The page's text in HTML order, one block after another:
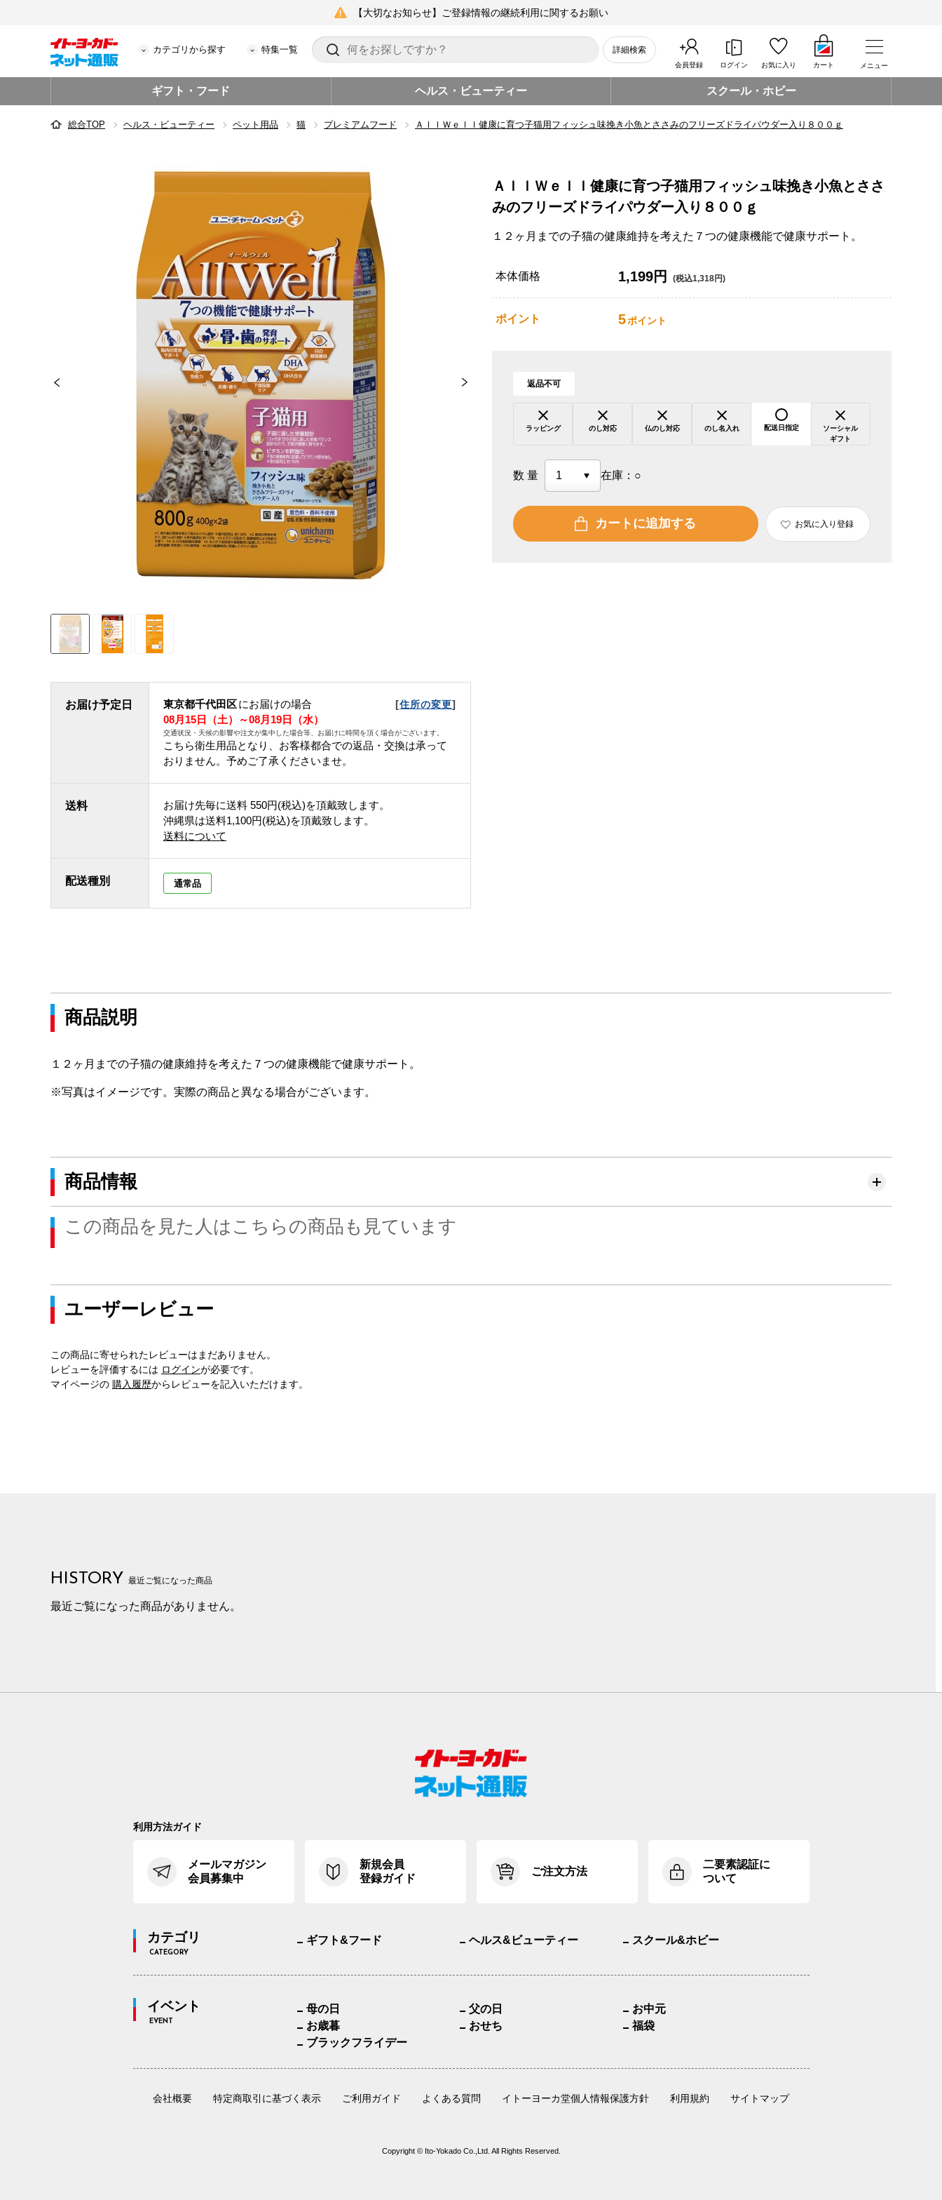
【大切なお知らせ】ご登録情報の継続利用に関するお願い
カテゴリから探す 特集一覧 詳細検索
会員登録 ログイン お気に入り カート メニュー
ギフト・フード ヘルス・ビューティー スクール・ホビー
総合TOP ヘルス・ビューティー ペット用品 猫 プレミアムフード ＡｌｌＷｅｌｌ健康に育つ子猫用フィッシュ味挽き小魚とささみのフリーズドライパウダー入り８００ｇ
お届け予定日 東京都千代田区にお届けの場合 [住所の変更]
08月15日（土）～08月19日（水）
交通状況・天候の影響や注文が集中した場合等、お届けに時間を頂く場合がございます。
こちら衛生用品となり、お客様都合での返品・交換は承って
おりません。予めご了承くださいませ。
送料 お届け先毎に送料 550円(税込)を頂戴致します。
沖縄県は送料1,100円(税込)を頂戴致します。
送料について
配送種別 通常品
ＡｌｌＷｅｌｌ健康に育つ子猫用フィッシュ味挽き小魚とささ
みのフリーズドライパウダー入り８００ｇ
１２ヶ月までの子猫の健康維持を考えた７つの健康機能で健康サポート。
本体価格 1,199円 (税込1,318円)
ポイント 5ポイント
返品不可
ラッピング のし対応 仏のし対応 のし名入れ 配送日指定
ソーシャル
ギフト
数量 在庫： ○
カートに追加する お気に入り登録
商品説明
１２ヶ月までの子猫の健康維持を考えた７つの健康機能で健康サポート。
※写真はイメージです。実際の商品と異なる場合がございます。
商品情報
この商品を見た人はこちらの商品も見ています
ユーザーレビュー
この商品に寄せられたレビューはまだありません。
レビューを評価するには ログインが必要です。
マイページの 購入履歴からレビューを記入いただけます。
HISTORY 最近ご覧になった商品
最近ご覧になった商品がありません。
利用方法ガイド
メールマガジン
会員募集中
新規会員
登録ガイド
ご注文方法
二要素認証に
ついて
カテゴリ
CATEGORY
ギフト&フード ヘルス&ビューティー スクール&ホビー
イベント
EVENT
母の日 父の日
お中元
お歳暮
おせち
福袋
ブラックフライデー
会社概要 特定商取引に基づく表示 ご利用ガイド よくある質問 イトーヨーカ堂個人情報保護方針 利用規約 サイトマップ
Copyright © Ito-Yokado Co.,Ltd. All Rights Reserved.